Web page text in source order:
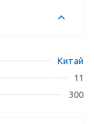
Китай
11
300